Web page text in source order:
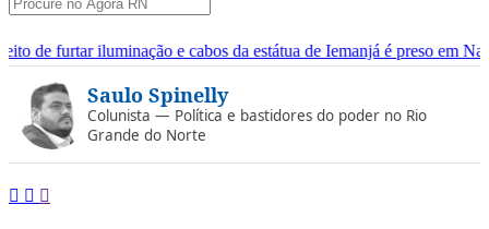
e cabos da estátua de Iemanjá é preso em Natal
Homem é
para
conteúdo
Saulo Spinelly
Colunista — Política e bastidores do poder no Rio
Grande do Norte